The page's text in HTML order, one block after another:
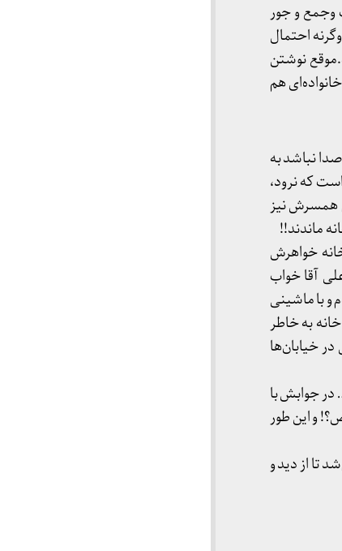
وجمع و جور
احتمال
نوشتن
هم
نباشد به
که نرود،
همسرش نیز
ماندند!!
خانه خواهرش
آقا خواب
با ماشینی
به خاطر
خیابان‌ها
جوا‌بش با
و این طور
تا از دید و